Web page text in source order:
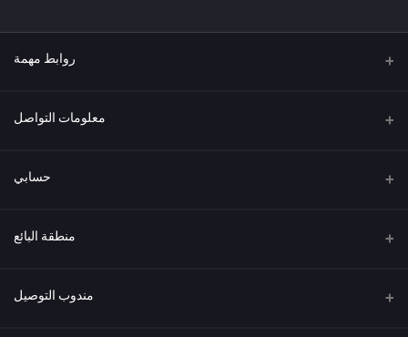
روابط مهمة
من نحن معلومات التواصل
العنوان حسابي
تسجيل الدخول
قائمة الرغبات
منطقة البائع
كن بائعًا مندوب التوصيل